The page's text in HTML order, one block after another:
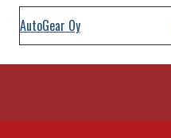
AutoGear Oy